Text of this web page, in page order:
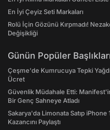
En İyi Çeyiz Seti Markaları
Rolü İçin Gözünü Kırpmadı!
Değişikliği
Günün Popüler
Çeşme'de Kumrucuya Tepki
Ücret
Güvenlik Müdahale Etti:
Bir Genç Sahneye Atladı
Sakarya'da Limonata Satıp
Kazancını Paylaştı